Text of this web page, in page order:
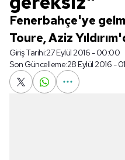
Fenerbahçe'ye
Toure, Aziz
Giriş Tarihi:27 Eylül 2016 - 00:00
Son Güncelleme:28 Eylül 2016 -